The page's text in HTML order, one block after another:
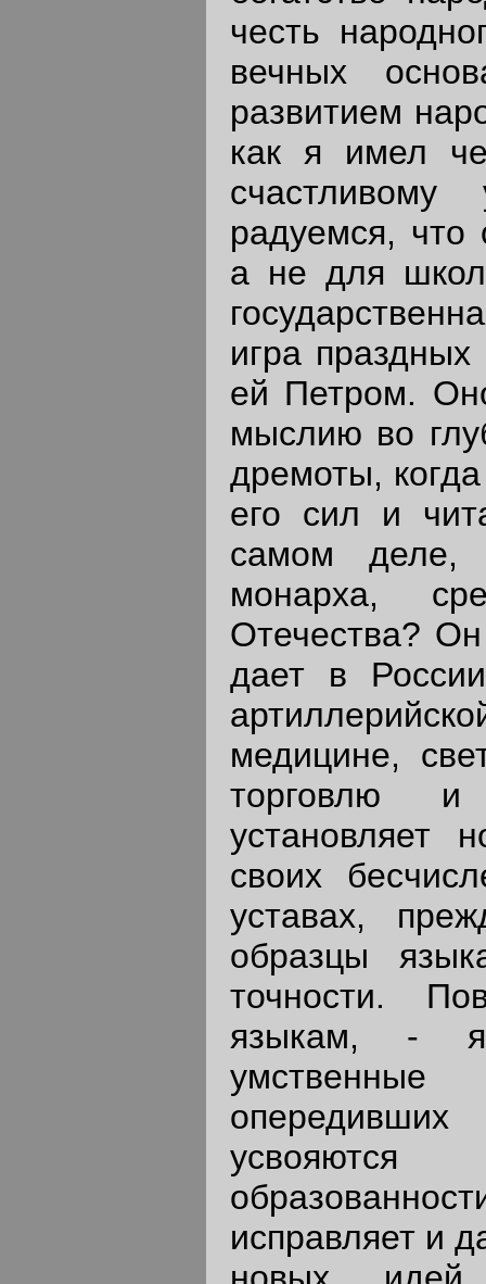
честь
вечных
развитием
как я имел
радуемся, что
а не для
игра
ей Петром.
мыслию во
дремоты,
его сил и
самом деле,
монарха,
Отечества?
дает в
медицине,
торговлю
установляет
своих
уставах,
образцы
точности.
языкам, -
исправляет и